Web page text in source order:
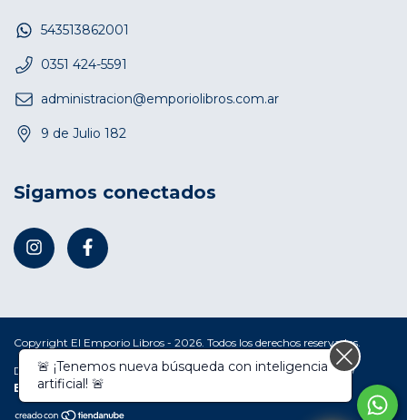
543513862001
0351 424-5591
administracion@emporiolibros.com.ar
9 de Julio 182
Sigamos conectados
Copyright El Emporio Libros - 2026. Todos los derechos reservados.
Defensa de las y los consumidores. Para reclamos ingresá acá. /
Botón de arrepentimiento
🚨 ¡Tenemos nueva búsqueda con inteligencia
artificial! 🚨